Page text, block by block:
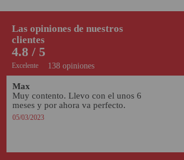
138 opiniones
4.8 / 5
Excelente
Las opiniones de nuestros
clientes
Max
Muy contento. Llevo con el unos 6
meses y por ahora va perfecto.
05/03/2023